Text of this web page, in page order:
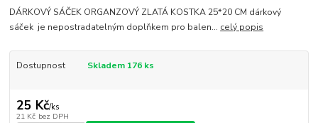
DÁRKOVÝ SÁČEK ORGANZOVÝ ZLATÁ KOSTKA 25*20 CM dárkový
sáček je nepostradatelným doplňkem pro balen... celý popis
Dostupnost Skladem 176 ks
25 Kč/ks
21 Kč bez DPH